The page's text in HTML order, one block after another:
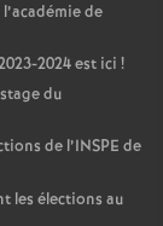
de
2024 est ici !
du
de l’INSPE de
les élections au